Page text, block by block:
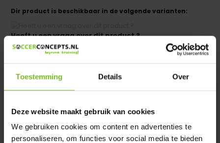
Toestemming Details Over
Deze website maakt gebruik van cookies
We gebruiken cookies om content en advertenties te
personaliseren, om functies voor social media te bieden
Dir product is beschikbaar in de volgende varianten:
Heeft u een vraag over dit product ?
We helpen u graag met meer informatie
Spécifications